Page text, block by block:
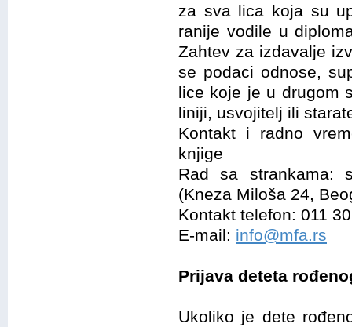
za sva lica koja su
ranije vodile u
Zahtev za izdavalje
se podaci odnose,
lice koje je u drugom
liniji, usvojitelj ili
Kontakt i radno
knjige
Rad sa strankama:
(Kneza Miloša 24,
Kontakt telefon: 011
E-mail: info@mfa.rs
Prijava deteta
Ukoliko je dete